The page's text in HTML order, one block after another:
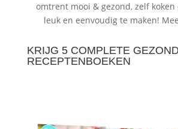
omtrent mooi & gezond, zelf koken
leuk en eenvoudig te maken!
KRIJG 5 COMPLETE
RECEPTENBOEKEN